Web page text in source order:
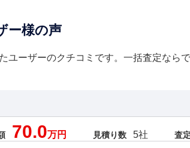
ー様の声
ユーザーのクチコミです。一括査定なら
70.0万円 見積り数 5社 査